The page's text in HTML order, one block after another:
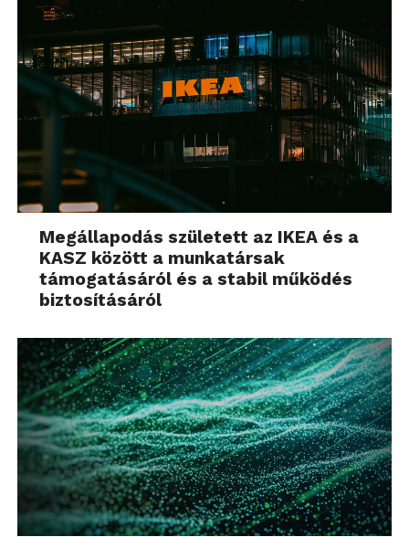
Megállapodás született az IKEA és a
KASZ között a munkatársak
támogatásáról és a stabil működés
biztosításáról